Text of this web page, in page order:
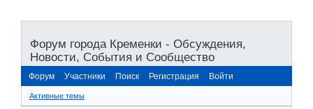
Форум города Кременки - Обсуждения,
Новости, События и Сообщество
Форум Участники Поиск Регистрация Войти
Активные темы